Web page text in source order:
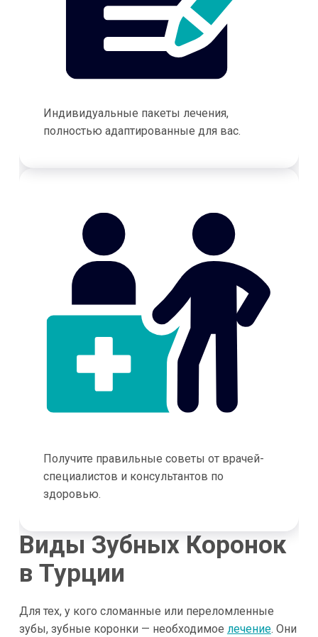
Индивидуальные пакеты лечения,
полностью адаптированные для вас.
Получите правильные советы от врачей-
специалистов и консультантов по
здоровью.
Виды Зубных Коронок
в Турции
Для тех, у кого сломанные или переломленные
зубы, зубные коронки — необходимое лечение. Они